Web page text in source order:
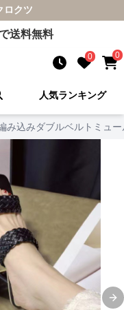
ロクツ
送料無料
0 0
人気ランキング
み込みダブルベルトミュ